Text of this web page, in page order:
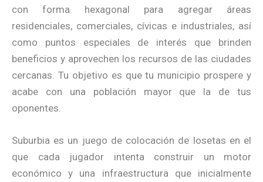
con forma hexagonal para agregar áreas
residenciales, comerciales, cívicas e industriales, así
como puntos especiales de interés que brinden
beneficios y aprovechen los recursos de las ciudades
cercanas. Tu objetivo es que tu municipio prospere y
acabe con una población mayor que la de tus
oponentes.
Suburbia es un juego de colocación de losetas en el
que cada jugador intenta construir un motor
económico y una infraestructura que inicialmente